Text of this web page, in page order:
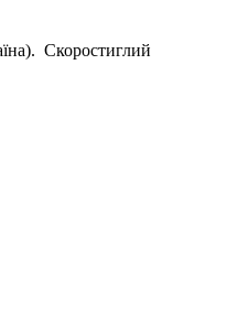
Скоростиглий